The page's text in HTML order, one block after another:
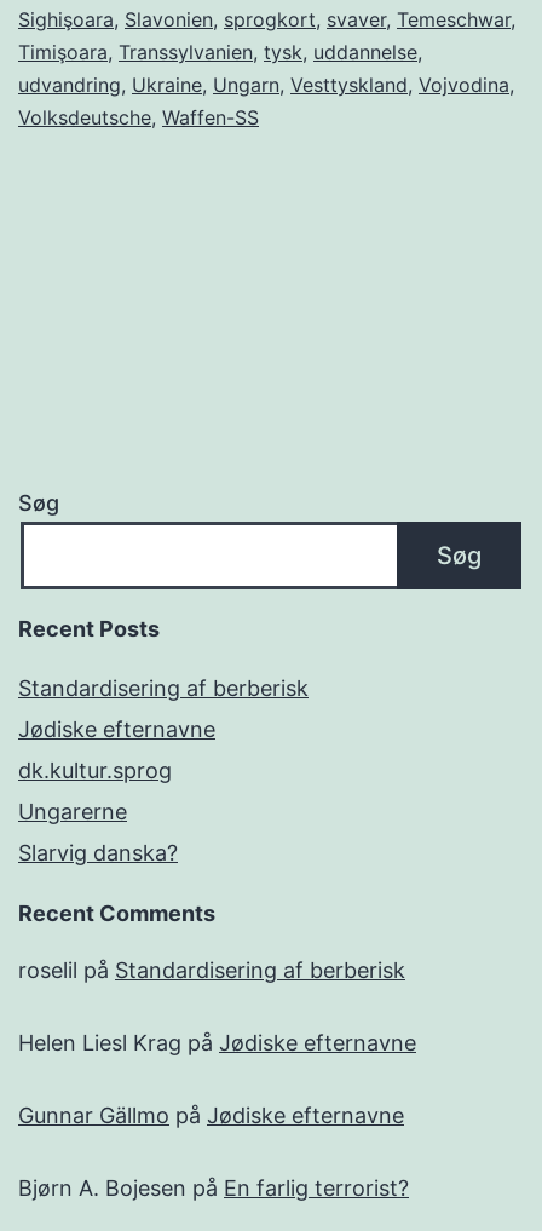
Sighişoara, Slavonien, sprogkort, svaver, Temeschwar,
Timişoara, Transsylvanien, tysk, uddannelse,
udvandring, Ukraine, Ungarn, Vesttyskland, Vojvodina,
Volksdeutsche, Waffen-SS
Søg
Søg
Recent Posts
Standardisering af berberisk
Jødiske efternavne
dk.kultur.sprog
Ungarerne
Slarvig danska?
Recent Comments
roselil på Standardisering af berberisk
Helen Liesl Krag på Jødiske efternavne
Gunnar Gällmo på Jødiske efternavne
Bjørn A. Bojesen på En farlig terrorist?